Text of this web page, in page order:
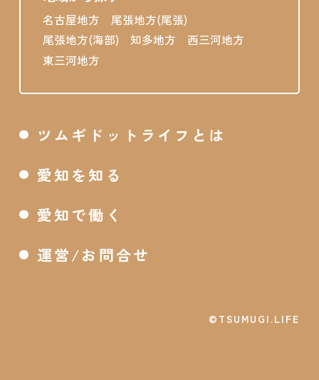
名古屋地方
尾張地方(尾張)
尾張地方(海部)
知多地方
西三河地方
東三河地方
ツムギドットライフとは
愛知を知る
愛知で働く
運営/お問合せ
©TSUMUGI.LIFE